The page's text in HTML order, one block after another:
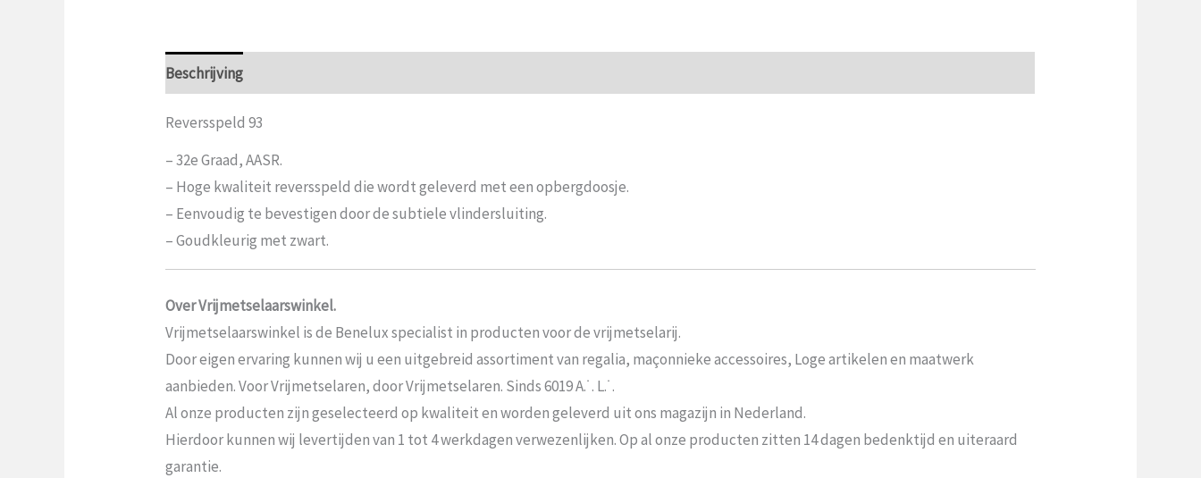
Beschrijving
Reversspeld 93
– 32e Graad, AASR.
– Hoge kwaliteit reversspeld die wordt geleverd met een opbergdoosje.
– Eenvoudig te bevestigen door de subtiele vlindersluiting.
– Goudkleurig met zwart.
Over Vrijmetselaarswinkel.
Vrijmetselaarswinkel is de Benelux specialist in producten voor de vrijmetselarij.
Door eigen ervaring kunnen wij u een uitgebreid assortiment van regalia, maçonnieke accessoires, Loge artikelen en maatwerk
aanbieden. Voor Vrijmetselaren, door Vrijmetselaren. Sinds 6019 A.˙. L.˙.
Al onze producten zijn geselecteerd op kwaliteit en worden geleverd uit ons magazijn in Nederland.
Hierdoor kunnen wij levertijden van 1 tot 4 werkdagen verwezenlijken. Op al onze producten zitten 14 dagen bedenktijd en uiteraard
garantie.